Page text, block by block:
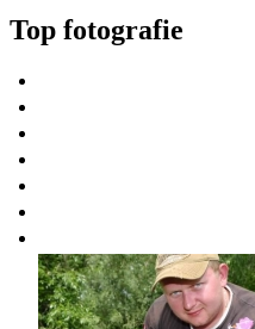
Top fotografie